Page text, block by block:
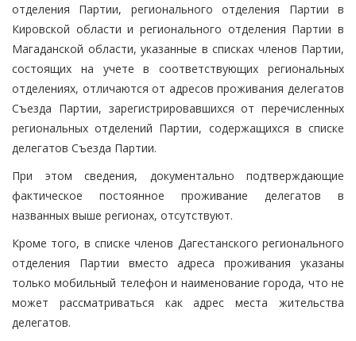
отделения Партии, регионального отделения Партии в
Кировской области и регионального отделения Партии в
Магаданской области, указанные в списках членов Партии,
состоящих на учете в соответствующих региональных
отделениях, отличаются от адресов проживания делегатов
Съезда Партии, зарегистрировавшихся от перечисленных
региональных отделений Партии, содержащихся в списке
делегатов Съезда Партии.
При этом сведения, документально подтверждающие
фактическое постоянное проживание делегатов в
названных выше регионах, отсутствуют.
Кроме того, в списке членов Дагестанского регионального
отделения Партии вместо адреса проживания указаны
только мобильный телефон и наименование города, что не
может рассматриваться как адрес места жительства
делегатов.